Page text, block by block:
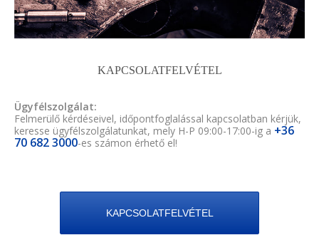
KAPCSOLATFELVÉTEL
Ügyfélszolgálat:
Felmerülő kérdéseivel, időpontfoglalással kapcsolatban kérjük,
keresse ügyfélszolgálatunkat, mely H-P 09:00-17:00-ig a +36
70 682 3000-es számon érhető el!
KAPCSOLATFELVÉTEL